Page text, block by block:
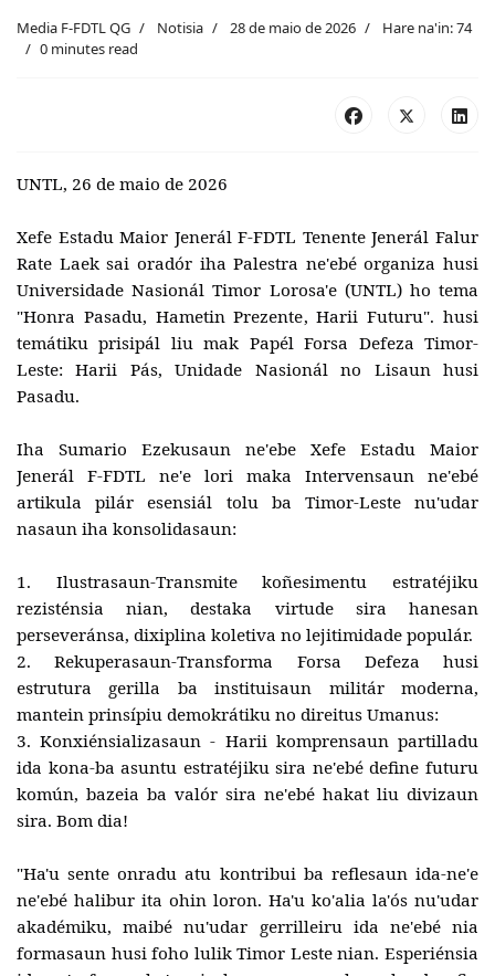
Media F-FDTL QG Notisia 28 de maio de 2026
Hare na'in: 74
0 minutes read
UNTL, 26 de maio de 2026
Xefe Estadu Maior Jenerál F-FDTL Tenente Jenerál Falur
Rate Laek sai oradór iha Palestra ne'ebé organiza husi
Universidade Nasionál Timor Lorosa'e (UNTL) ho tema
"Honra Pasadu, Hametin Prezente, Harii Futuru". husi
temátiku prisipál liu mak Papél Forsa Defeza Timor-
Leste: Harii Pás, Unidade Nasionál no Lisaun husi
Pasadu.
Iha Sumario Ezekusaun ne'ebe Xefe Estadu Maior
Jenerál F-FDTL ne'e lori maka Intervensaun ne'ebé
artikula pilár esensiál tolu ba Timor-Leste nu'udar
nasaun iha konsolidasaun:
1. Ilustrasaun-Transmite koñesimentu estratéjiku
rezisténsia nian, destaka virtude sira hanesan
perseveránsa, dixiplina koletiva no lejitimidade populár.
2. Rekuperasaun-Transforma Forsa Defeza husi
estrutura gerilla ba instituisaun militár moderna,
mantein prinsípiu demokrátiku no direitus Umanus:
3. Konxiénsializasaun - Harii komprensaun partilladu
ida kona-ba asuntu estratéjiku sira ne'ebé define futuru
komún, bazeia ba valór sira ne'ebé hakat liu divizaun
sira. Bom dia!
"Ha'u sente onradu atu kontribui ba reflesaun ida-ne'e
ne'ebé halibur ita ohin loron. Ha'u ko'alia la'ós nu'udar
akadémiku, maibé nu'udar gerrilleiru ida ne'ebé nia
formasaun husi foho lulik Timor Leste nian. Esperiénsia